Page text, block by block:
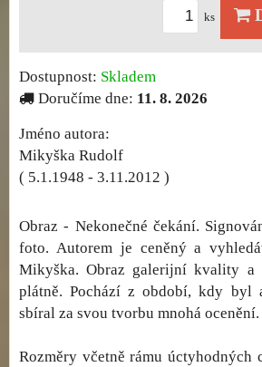
ks
Dostupnost: Skladem
Doručíme dne: 11. 8. 2026
Jméno autora:
Mikyška Rudolf
( 5.1.1948 - 3.11.2012 )
Obraz - Nekonečné čekání.
foto. Autorem je ceněný a
Mikyška. Obraz galerijní kvality a
plátně. Pochází z období, kdy byl
sbíral za svou tvorbu mnohá ocenění.
Rozměry včetně rámu úctyhodných